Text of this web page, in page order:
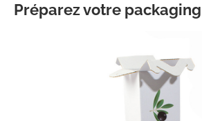
Préparez votre packaging